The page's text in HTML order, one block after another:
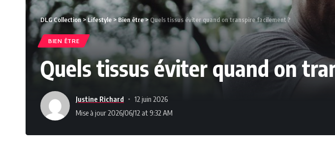
DLG Collection> Lifestyle >Bien être>Quels tissus éviter quand on transpire facilement ?
BIEN ÊTRE
Quels tissus éviter quand on
Justine Richard
12 juin 2026
Mise à jour 2026/06/12 at 9:32 AM